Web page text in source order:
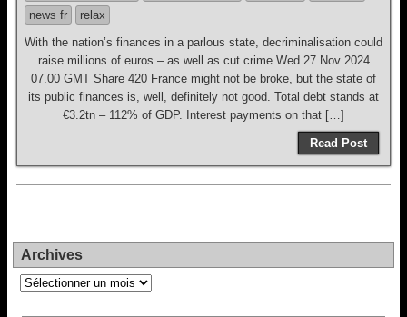
news fr
relax
With the nation’s finances in a parlous state, decriminalisation could
raise millions of euros – as well as cut crime Wed 27 Nov 2024
07.00 GMT Share 420 France might not be broke, but the state of
its public finances is, well, definitely not good. Total debt stands at
€3.2tn – 112% of GDP. Interest payments on that […]
Read Post
Archives
Archives